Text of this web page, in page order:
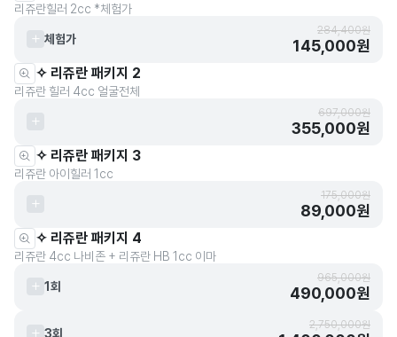
리쥬란힐러 2cc *체험가
체험가
284,400원
145,000원
✧ 리쥬란 패키지 2
리쥬란 힐러 4cc 얼굴전체
697,000원
355,000원
✧ 리쥬란 패키지 3
리쥬란 아이힐러 1cc
175,000원
89,000원
✧ 리쥬란 패키지 4
리쥬란 4cc 나비존 + 리쥬란 HB 1cc 이마
1회
965,000원
490,000원
3회
2,750,000원